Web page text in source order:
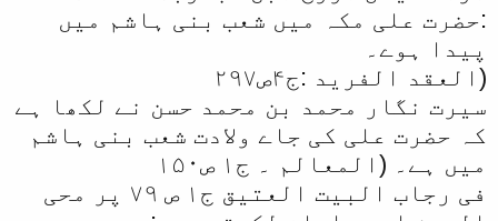
:حضرت علی مکہ میں شعب بنی ہاشم میں
پیدا ہوے۔
(العقد الفرید :ج۴ص۲۹۷
سیرت نگار محمد بن محمد حسن نے لکھا ہے
کہ حضرت علی کی جاے ولادت شعب بنی ہاشم
میں ہے۔ (المعالم ۔ ج١ ص١۵۰
فی رجاب البیت العتیق ج١ ص ۷۹ پر محی